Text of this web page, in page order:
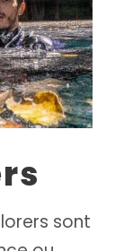
sont